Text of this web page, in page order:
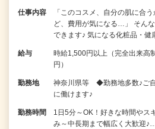
仕事内容
「このコスメ、自分の肌に合
ど、費用が気になる…」 そん
できます♪ 気になる化粧品・
給与
時給1,500円以上（完全出来高
円）
勤務地
神奈川県等 ◆勤務地多数♪ご
に働けます♪
勤務時間
1日5分～OK！好きな時間や
み～中長期まで幅広く大歓迎